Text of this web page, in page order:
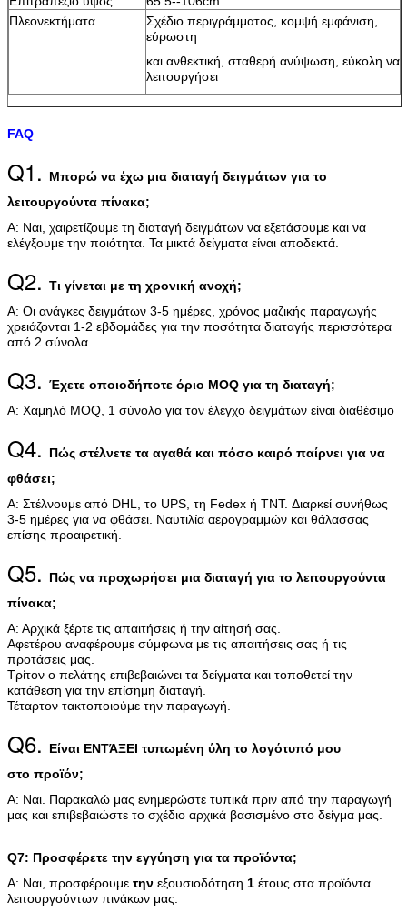
Πλεονεκτήματα
Σχέδιο περιγράμματος, κομψή εμφάνιση,
εύρωστη
και ανθεκτική, σταθερή ανύψωση, εύκολη να
λειτουργήσει
FAQ
Q1.
Μπορώ να έχω μια διαταγή δειγμάτων για το
λειτουργούντα πίνακα;
Α: Ναι, χαιρετίζουμε τη διαταγή δειγμάτων να εξετάσουμε και να
ελέγξουμε την ποιότητα. Τα μικτά δείγματα είναι αποδεκτά.
Q2. Τι γίνεται με τη χρονική ανοχή;
Α: Οι ανάγκες δειγμάτων 3-5 ημέρες, χρόνος μαζικής παραγωγής
χρειάζονται 1-2 εβδομάδες για την ποσότητα διαταγής περισσότερα
από 2 σύνολα.
Q3. Έχετε οποιοδήποτε όριο MOQ για τη διαταγή;
Α: Χαμηλό MOQ, 1 σύνολο για τον έλεγχο δειγμάτων είναι διαθέσιμο
Q4.
Πώς στέλνετε τα αγαθά και πόσο καιρό παίρνει για να
φθάσει;
Α: Στέλνουμε από DHL, το UPS, τη Fedex ή TNT. Διαρκεί συνήθως
3-5 ημέρες για να φθάσει. Ναυτιλία αερογραμμών και θάλασσας
επίσης προαιρετική.
Q5.
Πώς να προχωρήσει μια διαταγή για το λειτουργούντα
πίνακα;
Α: Αρχικά ξέρτε τις απαιτήσεις ή την αίτησή σας.
Αφετέρου αναφέρουμε σύμφωνα με τις απαιτήσεις σας ή τις
προτάσεις μας.
Τρίτον ο πελάτης επιβεβαιώνει τα δείγματα και τοποθετεί την
κατάθεση για την επίσημη διαταγή.
Τέταρτον τακτοποιούμε την παραγωγή.
Q6.
Είναι ΕΝΤΆΞΕΙ τυπωμένη ύλη το λογότυπό μου
στο προϊόν;
Α: Ναι. Παρακαλώ μας ενημερώστε τυπικά πριν από την παραγωγή
μας και επιβεβαιώστε το σχέδιο αρχικά βασισμένο στο δείγμα μας.
Q7: Προσφέρετε την εγγύηση για τα προϊόντα;
Α: Ναι, προσφέρουμε την εξουσιοδότηση 1 έτους στα προϊόντα
λειτουργούντων πινάκων μας.